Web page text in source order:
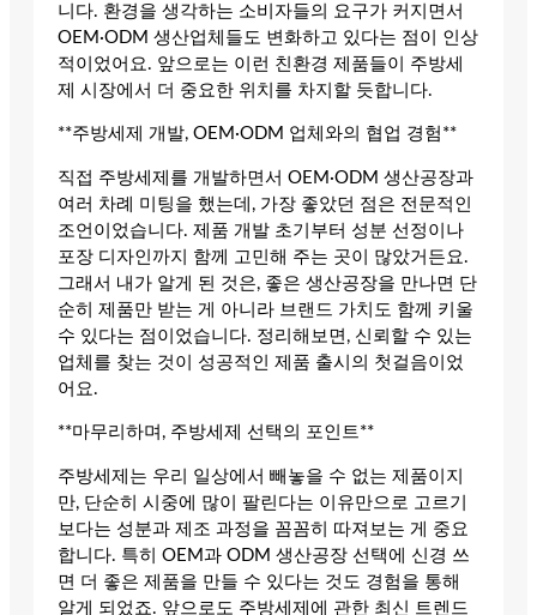
니다. 환경을 생각하는 소비자들의 요구가 커지면서
OEM·ODM 생산업체들도 변화하고 있다는 점이 인상
적이었어요. 앞으로는 이런 친환경 제품들이 주방세
제 시장에서 더 중요한 위치를 차지할 듯합니다.
**주방세제 개발, OEM·ODM 업체와의 협업 경험**
직접 주방세제를 개발하면서 OEM·ODM 생산공장과
여러 차례 미팅을 했는데, 가장 좋았던 점은 전문적인
조언이었습니다. 제품 개발 초기부터 성분 선정이나
포장 디자인까지 함께 고민해 주는 곳이 많았거든요.
그래서 내가 알게 된 것은, 좋은 생산공장을 만나면 단
순히 제품만 받는 게 아니라 브랜드 가치도 함께 키울
수 있다는 점이었습니다. 정리해보면, 신뢰할 수 있는
업체를 찾는 것이 성공적인 제품 출시의 첫걸음이었
어요.
**마무리하며, 주방세제 선택의 포인트**
주방세제는 우리 일상에서 빼놓을 수 없는 제품이지
만, 단순히 시중에 많이 팔린다는 이유만으로 고르기
보다는 성분과 제조 과정을 꼼꼼히 따져보는 게 중요
합니다. 특히 OEM과 ODM 생산공장 선택에 신경 쓰
면 더 좋은 제품을 만들 수 있다는 것도 경험을 통해
알게 되었죠. 앞으로도 주방세제에 관한 최신 트렌드